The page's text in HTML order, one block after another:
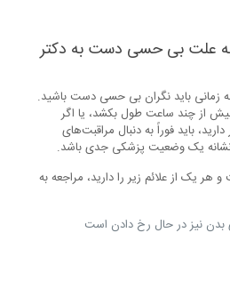
علت بی حسی دست به دکتر
باید نگران بی حسی دست باشید.
از چند ساعت طول بکشد، یا اگر
باید فوراً به دنبال مراقبت‌های
نشانه یک وضعیت پزشکی جدی باشد.
یک از علائم زیر را دارید، مراجعه به
نیز در حال رخ دادن است